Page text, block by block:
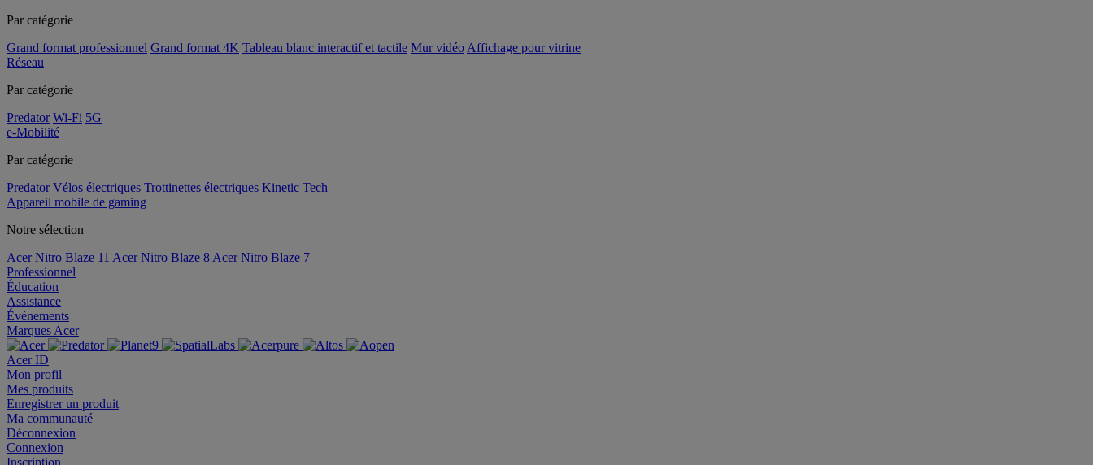
Par catégorie
Grand format professionnel Grand format 4K Tableau blanc interactif et tactile Mur vidéo Affichage pour vitrine
Réseau
Par catégorie
Predator Wi-Fi 5G
e-Mobilité
Par catégorie
Predator Vélos électriques Trottinettes électriques Kinetic Tech
Appareil mobile de gaming
Notre sélection
Acer Nitro Blaze 11 Acer Nitro Blaze 8 Acer Nitro Blaze 7
Professionnel
Éducation
Assistance
Événements
Marques Acer
Acer ID
Mon profil
Mes produits
Enregistrer un produit
Ma communauté
Déconnexion
Connexion
Inscription